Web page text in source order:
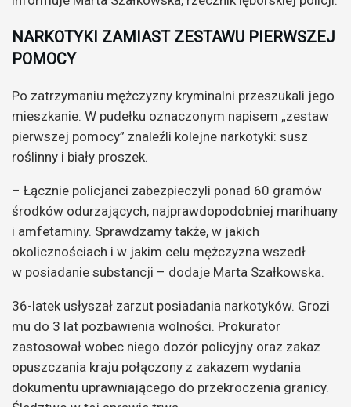
NARKOTYKI ZAMIAST ZESTAWU PIERWSZEJ
POMOCY
Po zatrzymaniu mężczyzny kryminalni przeszukali jego
mieszkanie. W pudełku oznaczonym napisem „zestaw
pierwszej pomocy” znaleźli kolejne narkotyki: susz
roślinny i biały proszek.
– Łącznie policjanci zabezpieczyli ponad 60 gramów
środków odurzających, najprawdopodobniej marihuany
i amfetaminy. Sprawdzamy także, w jakich
okolicznościach i w jakim celu mężczyzna wszedł
w posiadanie substancji – dodaje Marta Szałkowska.
36-latek usłyszał zarzut posiadania narkotyków. Grozi
mu do 3 lat pozbawienia wolności. Prokurator
zastosował wobec niego dozór policyjny oraz zakaz
opuszczania kraju połączony z zakazem wydania
dokumentu uprawniającego do przekroczenia granicy.